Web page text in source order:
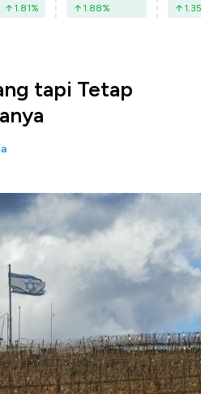
1.81% 1.88% 1.35
tapi Tetap